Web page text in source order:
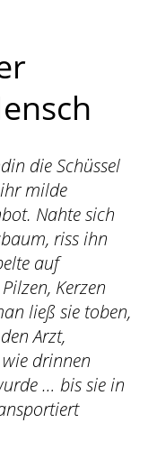
die Schüssel
milde
Nahte sich
riss ihn
auf
Kerzen
ließ sie toben,
Arzt,
drinnen
… bis sie in